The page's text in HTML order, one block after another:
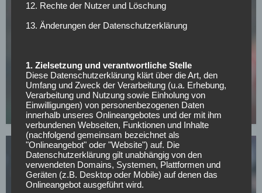
BAYER 04 LEVERKUSEN
Verpasst Leverkusen die Champions League,
droht dem Klub dieser massive Aderlass
01.05.2026
12. Rechte der Nutzer und Löschung
13. Änderungen der Datenschutzerklärung
1. Zielsetzung und verantwortliche Stelle
Diese Datenschutzerklärung klärt über die Art, den
Umfang und Zweck der Verarbeitung (u.a. Erhebung,
Verarbeitung und Nutzung sowie Einholung von
Einwilligungen) von personenbezogenen Daten
innerhalb unseres Onlineangebotes und der mit ihm
verbundenen Webseiten, Funktionen und Inhalte
(nachfolgend gemeinsam bezeichnet als
"Onlineangebot" oder "Website") auf. Die
Datenschutzerklärung gilt unabhängig von den
verwendeten Domains, Systemen, Plattformen und
Geräten (z.B. Desktop oder Mobile) auf denen das
Onlineangebot ausgeführt wird.